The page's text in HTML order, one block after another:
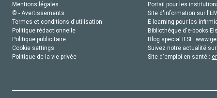
Mentions légales
© - Avertissements
Termes et conditions d'utilisation
Politique rédactionnelle
Politique publicitaire
Cookie settings
Politique de la vie privée
Portail pour les
Site d'information sur
E-learning pour les
Bibliothèque d'e-books
Blog special IFSI :
Suivez notre actualité
Site d'emploi en santé :